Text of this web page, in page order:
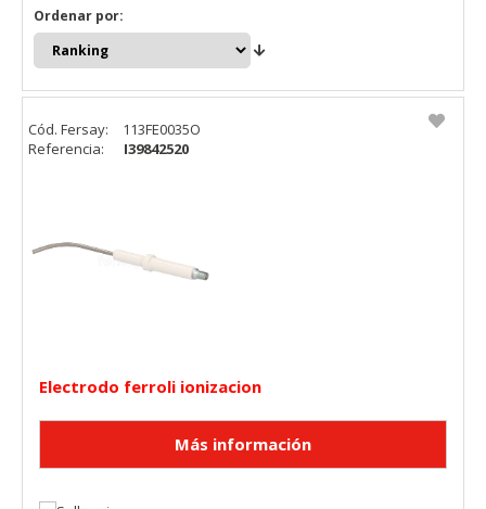
Ordenar por:
Electrodo ferroli ionizacion
Cód. Fersay:
113FE0035O
Referencia:
I39842520